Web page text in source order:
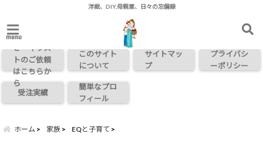
洋裁、DIY,母親業、日々の忘備録
menuお問い合わ
せ・イラス
トのご依頼
はこちらか
ら
このサイト
について
サイトマッ
プ
プライバシ
ーポリシー
受注実績
簡単なプロ
フィール
ホーム 家族 EQと子育て